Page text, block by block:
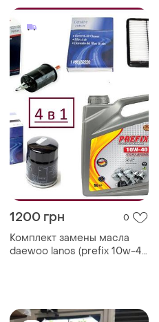
1200 грн 0
Комплект замены масла
daewoo lanos (prefix 10w-40